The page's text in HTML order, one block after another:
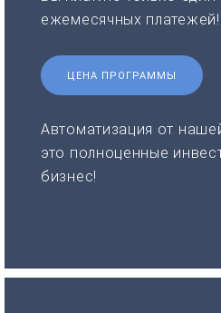
ежемесячных платежей!
ЦЕНА ПРОГРАММЫ
Автоматизация от
это полноценные
бизнес!